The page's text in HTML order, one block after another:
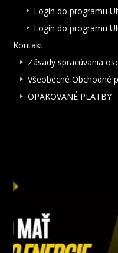
Login do programu
Login do programu
Kontakt
Zásady spracúvania
Všeobecné Obchodné
OPAKOVANÉ PLATBY